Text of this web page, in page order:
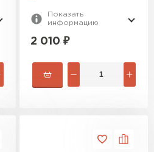
Показать
информацию
2 010 ₽